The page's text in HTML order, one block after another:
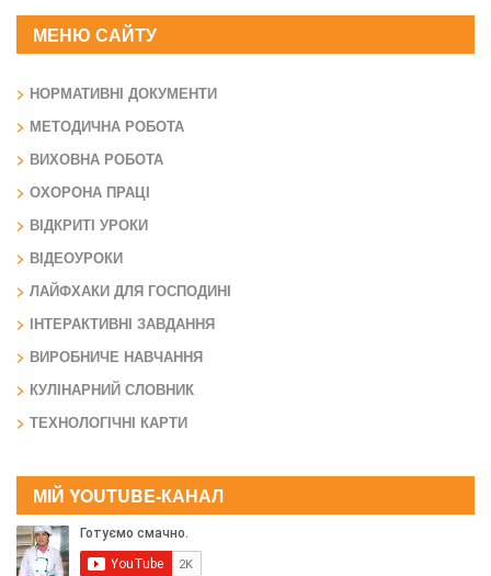
МЕНЮ САЙТУ
НОРМАТИВНІ ДОКУМЕНТИ
МЕТОДИЧНА РОБОТА
ВИХОВНА РОБОТА
ОХОРОНА ПРАЦІ
ВІДКРИТІ УРОКИ
ВІДЕОУРОКИ
ЛАЙФХАКИ ДЛЯ ГОСПОДИНІ
ІНТЕРАКТИВНІ ЗАВДАННЯ
ВИРОБНИЧЕ НАВЧАННЯ
КУЛІНАРНИЙ СЛОВНИК
ТЕХНОЛОГІЧНІ КАРТИ
МІЙ YOUTUBE-КАНАЛ